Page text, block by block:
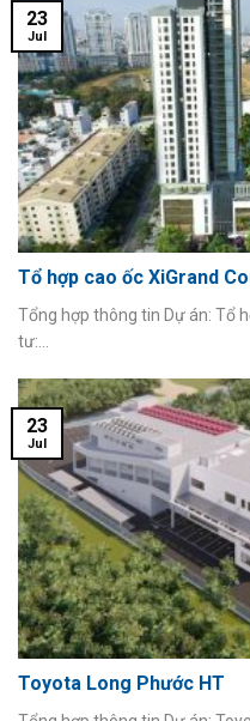
Tổ hợp cao ốc XiGrand
Tổng hợp thông tin Dự án: Tổ
tư:...
23
Jul
Toyota Long Phước HT
23
Jul